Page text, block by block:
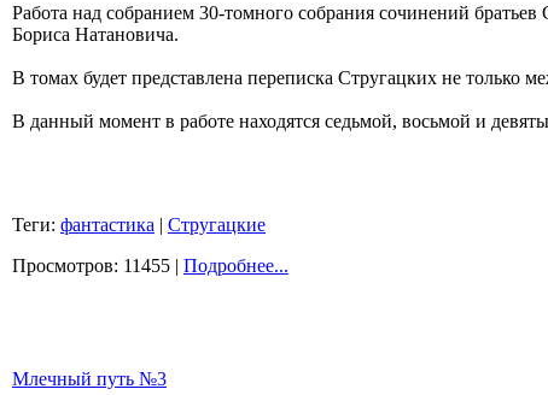
Работа над собранием 30-томного собрания сочинений
Бориса Натановича.
В томах будет представлена переписка Стругацких не только
В данный момент в работе находятся седьмой, восьмой и
Теги: фантастика | Стругацкие
Просмотров: 11455 | Подробнее...
Млечный путь №3